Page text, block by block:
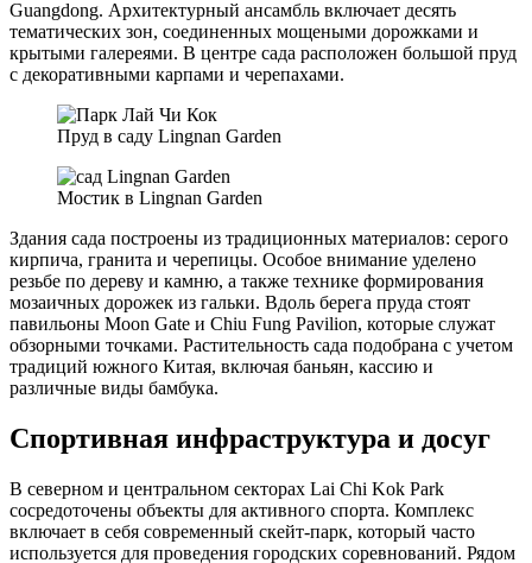
Guangdong. Архитектурный ансамбль включает десять
тематических зон, соединенных мощеными дорожками и
крытыми галереями. В центре сада расположен большой пруд
с декоративными карпами и черепахами.
Пруд в саду Lingnan Garden
Мостик в Lingnan Garden
Здания сада построены из традиционных материалов: серого
кирпича, гранита и черепицы. Особое внимание уделено
резьбе по дереву и камню, а также технике формирования
мозаичных дорожек из гальки. Вдоль берега пруда стоят
павильоны Moon Gate и Chiu Fung Pavilion, которые служат
обзорными точками. Растительность сада подобрана с учетом
традиций южного Китая, включая баньян, кассию и
различные виды бамбука.
Спортивная инфраструктура и досуг
В северном и центральном секторах Lai Chi Kok Park
сосредоточены объекты для активного спорта. Комплекс
включает в себя современный скейт-парк, который часто
используется для проведения городских соревнований. Рядом